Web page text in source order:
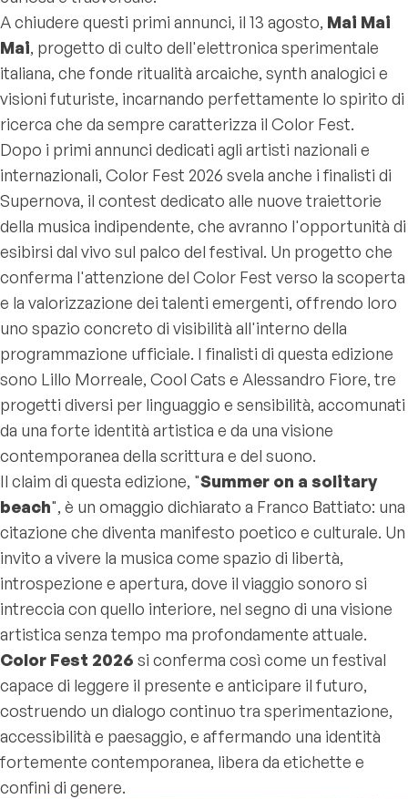
A chiudere questi primi annunci, il 13 agosto, Mai Mai
Mai, progetto di culto dell'elettronica sperimentale
italiana, che fonde ritualità arcaiche, synth analogici e
visioni futuriste, incarnando perfettamente lo spirito di
ricerca che da sempre caratterizza il Color Fest.
Dopo i primi annunci dedicati agli artisti nazionali e
internazionali, Color Fest 2026 svela anche i finalisti di
Supernova, il contest dedicato alle nuove traiettorie
della musica indipendente, che avranno l'opportunità di
esibirsi dal vivo sul palco del festival. Un progetto che
conferma l'attenzione del Color Fest verso la scoperta
e la valorizzazione dei talenti emergenti, offrendo loro
uno spazio concreto di visibilità all'interno della
programmazione ufficiale. I finalisti di questa edizione
sono Lillo Morreale, Cool Cats e Alessandro Fiore, tre
progetti diversi per linguaggio e sensibilità, accomunati
da una forte identità artistica e da una visione
contemporanea della scrittura e del suono.
Il claim di questa edizione, "Summer on a solitary
beach", è un omaggio dichiarato a Franco Battiato: una
citazione che diventa manifesto poetico e culturale. Un
invito a vivere la musica come spazio di libertà,
introspezione e apertura, dove il viaggio sonoro si
intreccia con quello interiore, nel segno di una visione
artistica senza tempo ma profondamente attuale.
Color Fest 2026 si conferma così come un festival
capace di leggere il presente e anticipare il futuro,
costruendo un dialogo continuo tra sperimentazione,
accessibilità e paesaggio, e affermando una identità
fortemente contemporanea, libera da etichette e
confini di genere.